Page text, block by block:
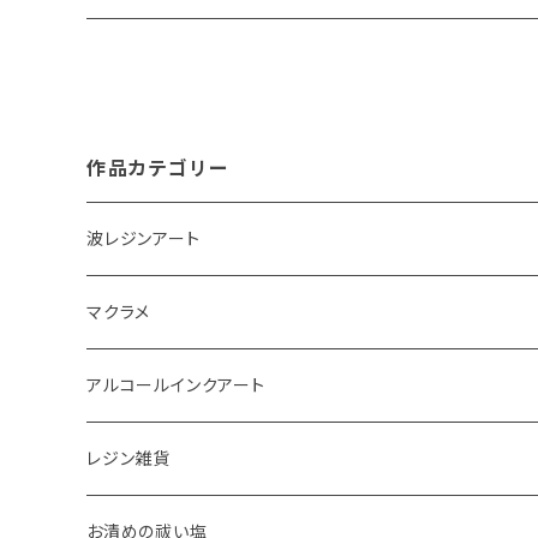
作品カテゴリー
波レジンアート
コースター
アクセサリートレイ
ペーパーウェイト
体験教室
マクラメ
ピアス
キーホルダー
タペストリー
アルコールインクアート
アクセサリートレイ
スマホケース
レジン雑貨
ピアス
お清めの祓い塩